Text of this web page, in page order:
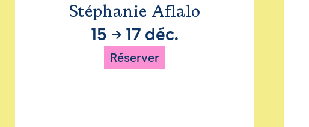
Stéphanie Aflalo
15 → 17 déc.
Réserver